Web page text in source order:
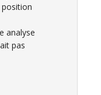
analyse
pas